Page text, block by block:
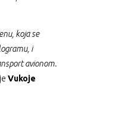
koja se
i
avionom.
Vukoje